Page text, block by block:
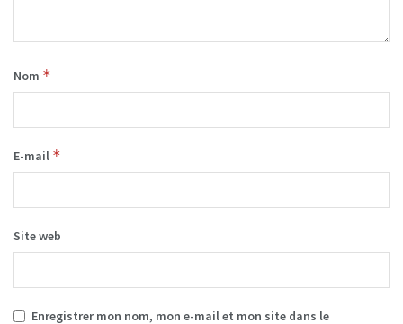
Nom *
E-mail *
Site web
Enregistrer mon nom, mon e-mail et mon site dans le